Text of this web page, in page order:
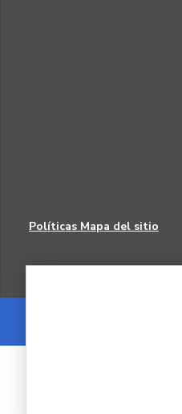
Políticas Mapa del sitio